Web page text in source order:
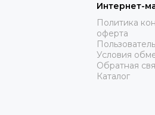
Интернет-
Политика
оферта
Условия
Обратная
Каталог